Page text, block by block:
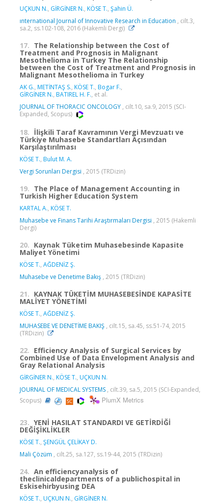
UÇKUN N., GİRGİNER N., KÖSE T., Şahin Ü.
ınternational Journal of Innovative Research in Education , cilt.3,
sa.2, ss.102-108, 2016 (Hakemli Dergi)
17. The Relationship between the Cost of
Treatment and Prognosis in Malignant
Mesothelioma in Turkey The Relationship
between the Cost of Treatment and Prognosis in
Malignant Mesothelioma in Turkey
AK G., METİNTAŞ S., KÖSE T., Bogar F.,
GİRGİNER N., BATIREL H. F., et al.
JOURNAL OF THORACIC ONCOLOGY , cilt.10, sa.9, 2015 (SCI-
Expanded, Scopus)
18. İlişkili Taraf Kavramının Vergi Mevzuatı ve
Türkiye Muhasebe Standartları Açısından
Karşılaştırılması
KÖSE T., Bulut M. A.
Vergi Sorunları Dergisi , 2015 (TRDizin)
19. The Place of Management Accounting in
Turkish Higher Education System
KARTAL A., KÖSE T.
Muhasebe ve Finans Tarihi Araştırmaları Dergisi , 2015 (Hakemli
Dergi)
20. Kaynak Tüketim Muhasebesinde Kapasite
Maliyet Yönetimi
KÖSE T., AĞDENİZ Ş.
Muhasebe ve Denetime Bakış , 2015 (TRDizin)
21. KAYNAK TÜKETİM MUHASEBESİNDE KAPASİTE
MALİYET YÖNETİMİ
KÖSE T., AĞDENİZ Ş.
MUHASEBE VE DENETİME BAKIŞ , cilt.15, sa.45, ss.51-74, 2015
(TRDizin)
22. Efficiency Analysis of Surgical Services by
Combined Use of Data Envelopment Analysis and
Gray Relational Analysis
GİRGİNER N., KÖSE T., UÇKUN N.
JOURNAL OF MEDICAL SYSTEMS , cilt.39, sa.5, 2015 (SCI-Expanded,
Scopus)
PlumX Metrics
23. YENİ HASILAT STANDARDI VE GETİRDİĞİ
DEĞİŞİKLİKLER
KÖSE T., ŞENGÜL ÇELİKAY D.
Mali Çözüm , cilt.25, sa.127, ss.19-44, 2015 (TRDizin)
24. An efficiencyanalysis of
theclinicaldepartments of a publichospital in
Eskisehirbyusing DEA
KÖSE T., UÇKUN N., GİRGİNER N.